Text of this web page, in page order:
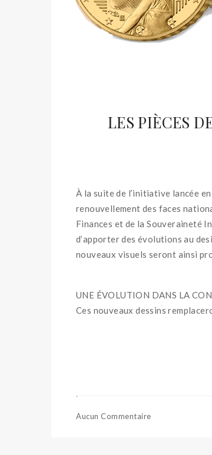
LES PIÈCES
À la suite de l’initiative lancée
renouvellement des faces
Finances et de la Souveraineté
d’apporter des évolutions au
nouveaux visuels seront ainsi
UNE ÉVOLUTION DANS LA
Ces nouveaux dessins
Aucun Commentaire